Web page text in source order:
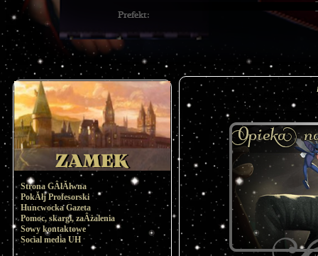
Strona GÂłĂłwna
PokĂłj Profesorski
Huncwocka Gazeta
Pomoc, skargi, zaÂżalenia
Sowy kontaktowe
Social media UH